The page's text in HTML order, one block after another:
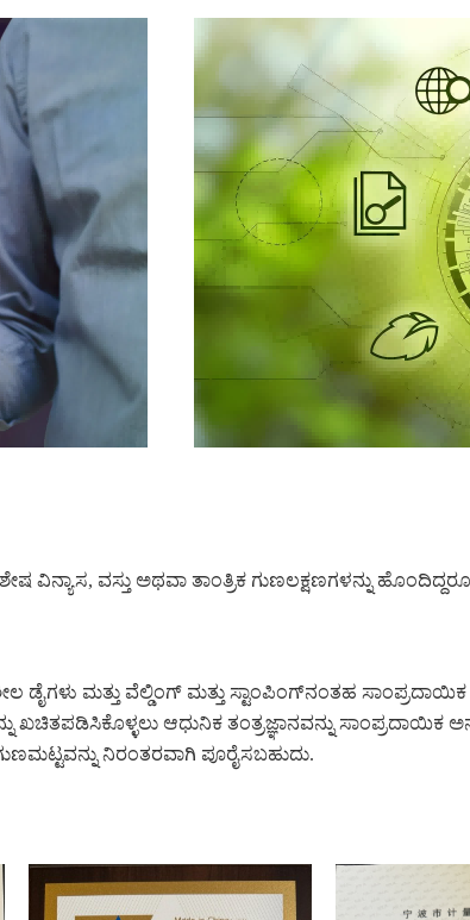
ವಸ್ತು ಅಥವಾ ತಾಂತ್ರಿಕ ಗುಣಲಕ್ಷಣಗಳನ್ನು
ಡೈಗಳು ಮತ್ತು ವೆಲ್ಡಿಂಗ್ ಮತ್ತು ಸ್ಟಾಂಪಿಂಗ್‌ನಂತಹ
ಆಧುನಿಕ ತಂತ್ರಜ್ಞಾನವನ್ನು
ನಿರಂತರವಾಗಿ ಪೂರೈಸಬಹುದು.